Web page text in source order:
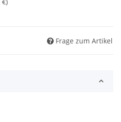
Frage zum Artikel